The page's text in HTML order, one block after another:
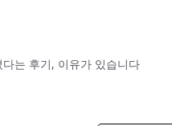
는 후기, 이유가 있습니다